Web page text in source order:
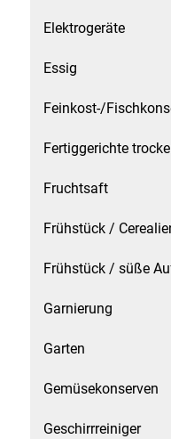
Marinierte / geräucherte
Mehl / Griess / Stärke /
Mundpflege
Obst
Patisserie
Pikante Snacks
Elektrogeräte
Essig
Feinkost-/
Fertiggerichte
Fruchtsaft
Frühstück /
Frühstück / süße
Garnierung
Garten
Gemüsekonserven
Geschirrreiniger